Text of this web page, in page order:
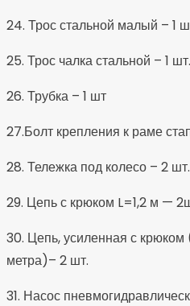
24. Трос стальной малый – 1
25. Трос чалка стальной – 1
26. Трубка – 1 шт
27.Болт крепления к раме
28. Тележка под колесо – 2 шт.
29. Цепь с крюком L=1,2 м —
30. Цепь, усиленная с
метра)– 2 шт.
31. Насос